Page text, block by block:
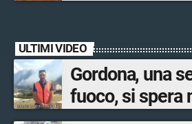
ULTIMI VIDEO
Gordona, una
fuoco, si spera